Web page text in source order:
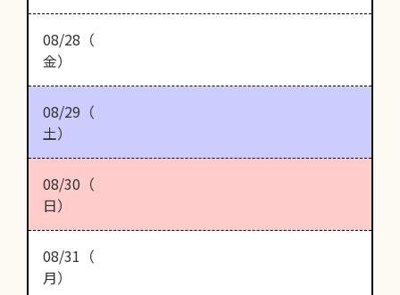
08/28（
金）
08/29（
土）
08/30（
日）
08/31（
月）